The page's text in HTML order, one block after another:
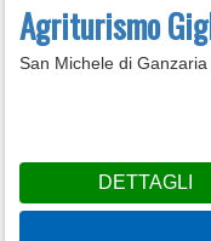
Agriturismo
San Michele di
DETTAGLI